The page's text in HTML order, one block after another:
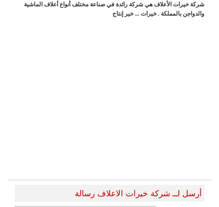
شركة خيرات الأعلاف هي شركة رائدة في صناعة مختلف أنواع أعلاف الماشية
والدواجن بالمملكة . خيرات ... خير إنتاج
أرسل لــ شركة خيرات الاعلاف رسالة